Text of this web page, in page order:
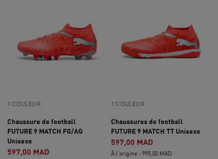
1 COULEUR
Chaussure de football
FUTURE 9 MATCH FG/AG
Unisexe
597,00 MAD
1 COULEUR
Chaussures de football
FUTURE 9 MATCH TT Unisexe
597,00 MAD
À l'origine : 995,00 MAD